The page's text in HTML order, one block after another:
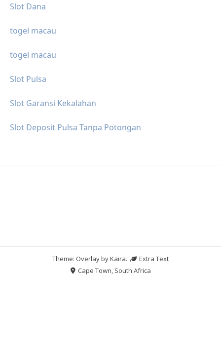
Slot Dana
togel macau
togel macau
Slot Pulsa
Slot Garansi Kekalahan
Slot Deposit Pulsa Tanpa Potongan
Theme: Overlay byKaira.
Extra Text
Cape Town, South Africa